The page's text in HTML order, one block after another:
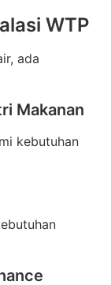
WTP
ada
Makanan
kebutuhan